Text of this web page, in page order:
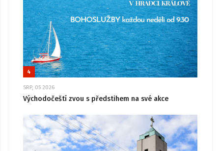
4
SRP, 05 2026
Východočeští zvou s předstihem na své akce